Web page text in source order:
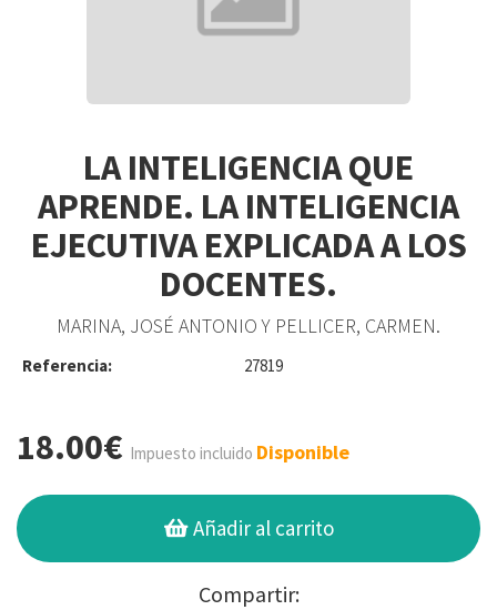
LA INTELIGENCIA QUE
APRENDE. LA INTELIGENCIA
EJECUTIVA EXPLICADA A LOS
DOCENTES.
MARINA, JOSÉ ANTONIO Y PELLICER, CARMEN.
Referencia: 27819
18.00€ Impuesto incluido Disponible
Añadir al carrito
Compartir: